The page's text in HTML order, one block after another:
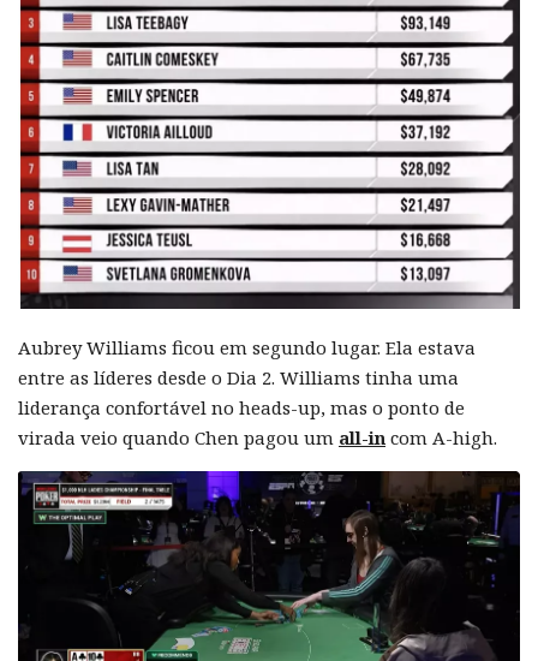
Aubrey Williams ficou em segundo lugar. Ela estava
entre as líderes desde o Dia 2. Williams tinha uma
liderança confortável no heads-up, mas o ponto de
virada veio quando Chen pagou um all-in com A-high.